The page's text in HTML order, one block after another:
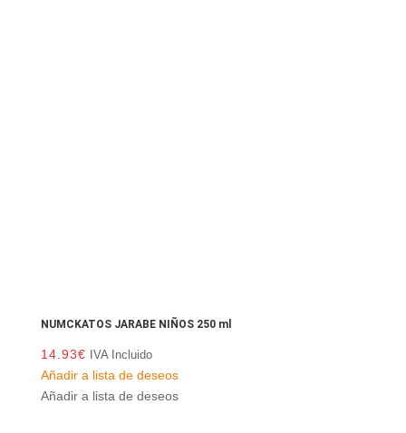
NUMCKATOS JARABE NIÑOS 250 ml
14.93€ IVA Incluido
Añadir a lista de deseos
Añadir a lista de deseos